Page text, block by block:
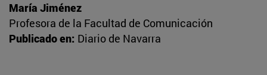
María Jiménez
Profesora de la Facultad de Comunicación
Publicado en: Diario de Navarra